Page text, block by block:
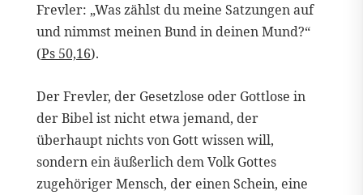
Frevler: „Was zählst du meine Satzungen auf
und nimmst meinen Bund in deinen Mund?“
(Ps 50,16).
Der Frevler, der Gesetzlose oder Gottlose in
der Bibel ist nicht etwa jemand, der
überhaupt nichts von Gott wissen will,
sondern ein äußerlich dem Volk Gottes
zugehöriger Mensch, der einen Schein, eine